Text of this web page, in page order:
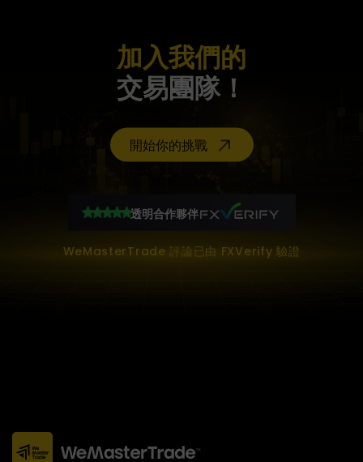
加入我們的
交易團隊！
開始你的挑戰
透明合作夥伴
WeMasterTrade 評論已由 FXVerify 驗證